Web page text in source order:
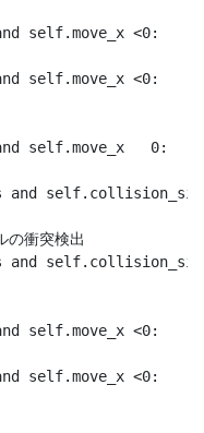
self.move_x <0:
self.move_x <0:
self.move_x   0:
の衝突検出
self.move_x <0:
self.move_x <0: